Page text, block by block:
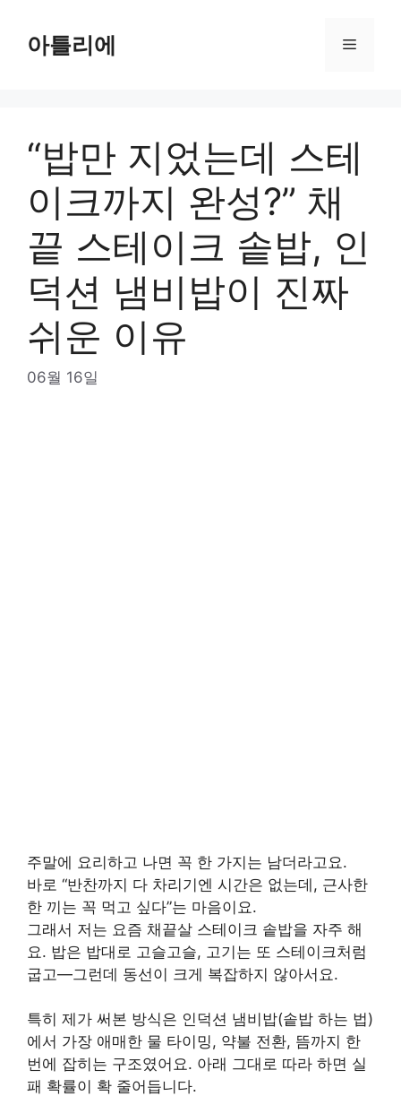
content아틀리에 Menu
“밥만 지었는데 스테
이크까지 완성?” 채
끝 스테이크 솥밥, 인
덕션 냄비밥이 진짜
쉬운 이유
06월 16일
주말에 요리하고 나면 꼭 한 가지는 남더라고요.
바로 “반찬까지 다 차리기엔 시간은 없는데, 근사한
한 끼는 꼭 먹고 싶다”는 마음이요.
그래서 저는 요즘 채끝살 스테이크 솥밥을 자주 해
요. 밥은 밥대로 고슬고슬, 고기는 또 스테이크처럼
굽고—그런데 동선이 크게 복잡하지 않아서요.
특히 제가 써본 방식은 인덕션 냄비밥(솥밥 하는 법)
에서 가장 애매한 물 타이밍, 약불 전환, 뜸까지 한
번에 잡히는 구조였어요. 아래 그대로 따라 하면 실
패 확률이 확 줄어듭니다.